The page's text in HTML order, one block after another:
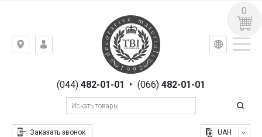
Киев,
Гоголевская,(044)482-01-01 • (066) 482-01-01
Заказать звонок
УКР РУС
UAH
0